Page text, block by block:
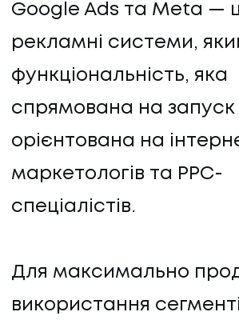
Google Ads та Meta —
рекламні системи,
функціональність, яка
спрямована на запуск
орієнтована на
маркетологів та PPC-
спеціалістів.
Для максимально
використання